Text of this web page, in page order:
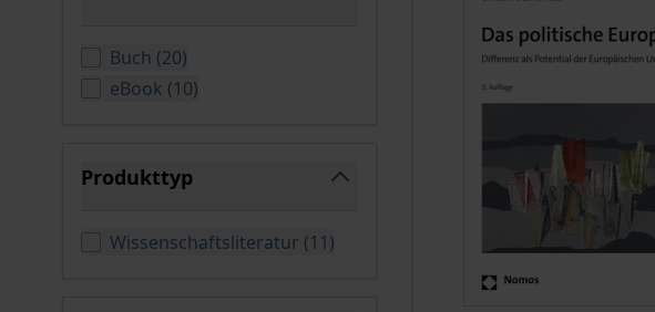
Buch (20verfügbare Produkte
)
eBook (10verfügbare Produkte
)
Produkttyp
Wissenschaftsliteratur (11verfügbare Produkte
)